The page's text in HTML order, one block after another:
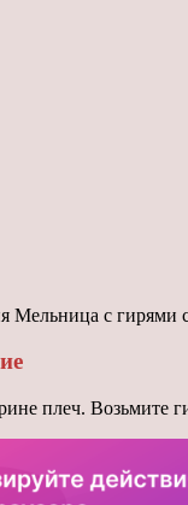
Мельница с гирями
плеч. Возьмите